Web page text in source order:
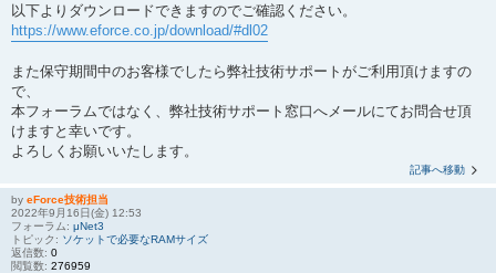
以下よりダウンロードできますのでご確認ください。
https://www.eforce.co.jp/download/#dl02
また保守期間中のお客様でしたら弊社技術サポートがご利用頂けますの
で、
本フォーラムではなく、弊社技術サポート窓口へメールにてお問合せ頂
けますと幸いです。
よろしくお願いいたします。
記事へ移動
by eForce技術担当
2022年9月16日(金) 12:53
フォーラム: μNet3
トピック: ソケットで必要なRAMサイズ
返信数: 0
閲覧数: 276959